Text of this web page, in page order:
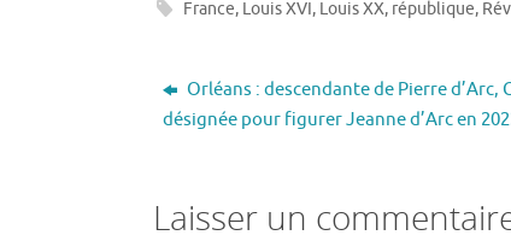
France, Louis XVI, Louis XX, république,
Orléans : descendante de Pierre d’Arc,
désignée pour figurer Jeanne d’Arc en
Laisser un